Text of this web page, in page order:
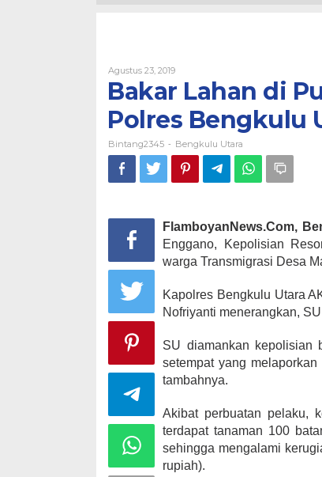
Agustus 23, 2019Oleh
Bintang2345
Bakar Lahan di
Polres Bengkulu
Bintang2345 - Bengkulu Utara
FlamboyanNews.Com,
Enggano, Kepolisian
warga Transmigrasi Desa
Kapolres Bengkulu Utara
Nofriyanti menerangkan,
SU diamankan kepolisian
setempat yang
tambahnya.
Akibat perbuatan pelaku,
terdapat tanaman 100
sehingga mengalami
rupiah).